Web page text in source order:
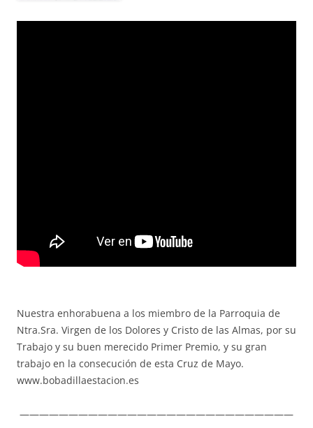
Nuestra enhorabuena a los miembro de la Parroquia de
Ntra.Sra. Virgen de los Dolores y Cristo de las Almas, por su
Trabajo y su buen merecido Primer Premio, y su gran
trabajo en la consecución de esta Cruz de Mayo.
www.bobadillaestacion.es
————————————————————————————